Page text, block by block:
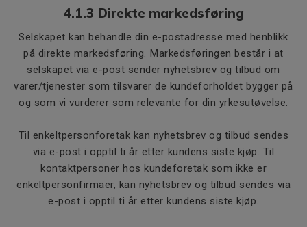
4.1.3 Direkte markedsføring
Selskapet kan behandle din e-postadresse med henblikk
på direkte markedsføring. Markedsføringen består i at
selskapet via e-post sender nyhetsbrev og tilbud om
varer/tjenester som tilsvarer de kundeforholdet bygger på
og som vi vurderer som relevante for din yrkesutøvelse.
Til enkeltpersonforetak kan nyhetsbrev og tilbud sendes
via e-post i opptil ti år etter kundens siste kjøp. Til
kontaktpersoner hos kundeforetak som ikke er
enkeltpersonfirmaer, kan nyhetsbrev og tilbud sendes via
e-post i opptil ti år etter kundens siste kjøp.